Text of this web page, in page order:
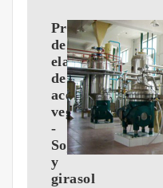
Proceso
de
elaboración
de
aceites
vegetales
-
Soja
y
girasol